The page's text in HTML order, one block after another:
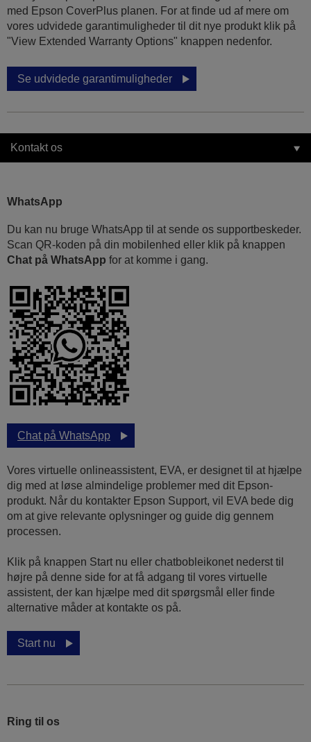
med Epson CoverPlus planen. For at finde ud af mere om
vores udvidede garantimuligheder til dit nye produkt klik på
"View Extended Warranty Options" knappen nedenfor.
Se udvidede garantimuligheder
Kontakt os
WhatsApp
Du kan nu bruge WhatsApp til at sende os supportbeskeder.
Scan QR-koden på din mobilenhed eller klik på knappen
Chat på WhatsApp for at komme i gang.
Chat på WhatsApp
Vores virtuelle onlineassistent, EVA, er designet til at hjælpe
dig med at løse almindelige problemer med dit Epson-
produkt. Når du kontakter Epson Support, vil EVA bede dig
om at give relevante oplysninger og guide dig gennem
processen.
Klik på knappen Start nu eller chatbobleikonet nederst til
højre på denne side for at få adgang til vores virtuelle
assistent, der kan hjælpe med dit spørgsmål eller finde
alternative måder at kontakte os på.
Start nu
Ring til os